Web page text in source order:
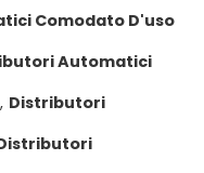
Comodato D'uso
Automatici
, Distributori